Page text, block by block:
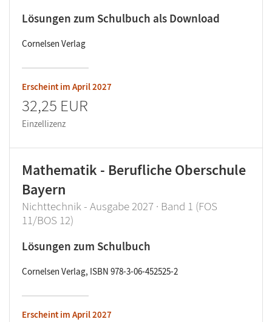
Lösungen zum Schulbuch als Download
Cornelsen Verlag
Erscheint im April 2027
32,25 EUR
Einzellizenz
Mathematik - Berufliche Oberschule
Bayern
Nichttechnik - Ausgabe 2027 · Band 1 (FOS
11/BOS 12)
Lösungen zum Schulbuch
Cornelsen Verlag, ISBN 978-3-06-452525-2
Erscheint im April 2027